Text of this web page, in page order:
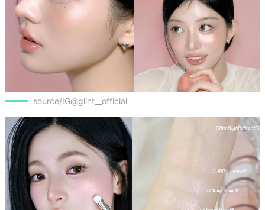
source/IG@glint__official